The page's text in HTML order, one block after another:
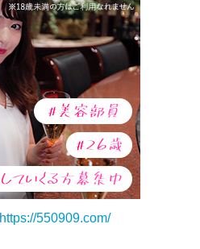
https://550909.com/